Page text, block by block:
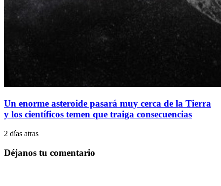
Un enorme asteroide pasará muy cerca de la Tierra
y los científicos temen que traiga consecuencias
2 días atras
Déjanos tu comentario